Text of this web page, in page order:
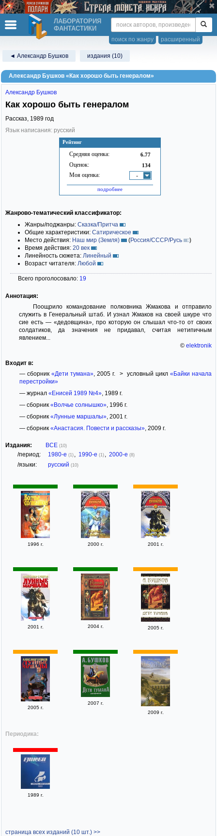
ЛАБОРАТОРИЯ
ФАНТАСТИКИ
расширенный
поиск по жанру
◄ Александр Бушков издания (10)
Александр Бушков «Как хорошо быть генералом»
Рейтинг
Средняя оценка: 6.77
Оценок: 134
Моя оценка: -
подробнее
Александр Бушков
Как хорошо быть генералом
Рассказ, 1989 год
Язык написания: русский
Жанрово-тематический классификатор:
Жанры/поджанры: Сказка/Притча
Общие характеристики: Сатирическое
Место действия: Наш мир (Земля) (Россия/СССР/Русь
)
Время действия: 20 век
Линейность сюжета: Линейный
Возраст читателя: Любой
Всего проголосовало: 19
Аннотация:
Поощрило командование полковника Жмакова и отправило
служить в Генеральный штаб. И узнал Жмаков на своей шкуре что
сие есть — «дедовщина», про которую он слышал что-то от своих
солдатиков, да значения не придавал, считая нетипичным
явлением...
© elektronik
Входит в:
— сборник «Дети тумана» , 2005 г. > условный цикл «Байки начала
перестройки»
— журнал «Енисей 1989 №4», 1989 г.
— сборник «Волчье солнышко», 1996 г.
— сборник «Лунные маршалы», 2001 г.
— сборник «Анастасия. Повести и рассказы», 2009 г.
Издания: ВСЕ (10)
/период: 1980-е (1) 1990-е (1) 2000-е (8)
/языки: русский (10)
1996 г. 2000 г. 2001 г.
2001 г. 2004 г. 2005 г.
2005 г.
2007 г.
2009 г.
Периодика:
1989 г.
страница всех изданий (10 шт.) >>